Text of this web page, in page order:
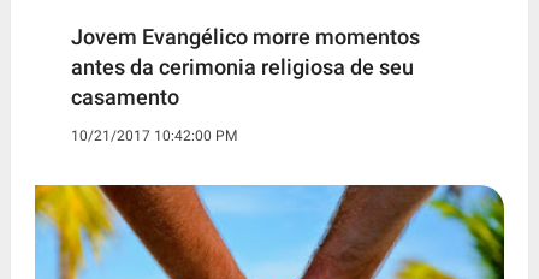
Jovem Evangélico morre momentos
antes da cerimonia religiosa de seu
casamento
10/21/2017 10:42:00 PM